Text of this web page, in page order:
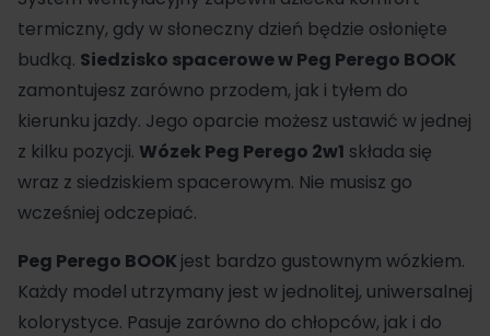
termiczny, gdy w słoneczny dzień będzie osłonięte
budką. Siedzisko spacerowe w Peg Perego BOOK
zamontujesz zarówno przodem, jak i tyłem do
kierunku jazdy. Jego oparcie możesz ustawić w jednej
z kilku pozycji. Wózek Peg Perego 2w1 składa się
wraz z siedziskiem spacerowym. Nie musisz go
wcześniej odczepiać.
Peg Perego BOOKjest bardzo gustownym wózkiem.
Każdy model utrzymany jest w jednolitej, uniwersalnej
kolorystyce. Pasuje zarówno do chłopców, jak i do